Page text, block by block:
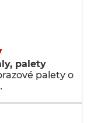
palety
palety o